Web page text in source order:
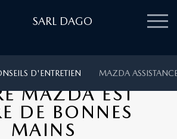
SARL DAGO
D'ENTRETIEN MAZDA
MAZDA EST
DE BONNES
MAINS